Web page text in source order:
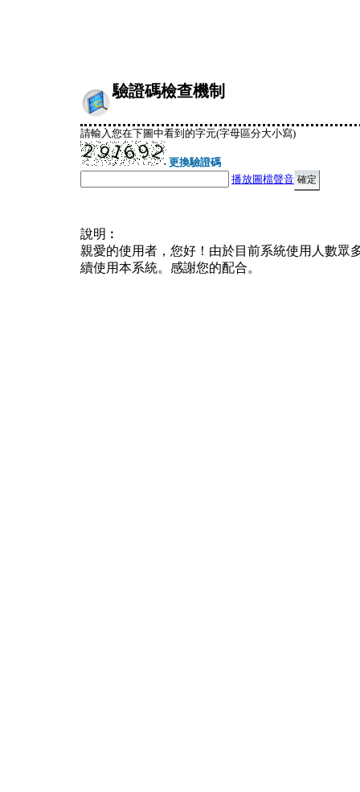
驗證碼檢查機制
請輸入您在下圖中看到的字元(字母區分大小寫)
更換驗證碼
播放圖檔聲音
說明︰
親愛的使用者，您好！由於目前系統使用人數眾
續使用本系統。感謝您的配合。